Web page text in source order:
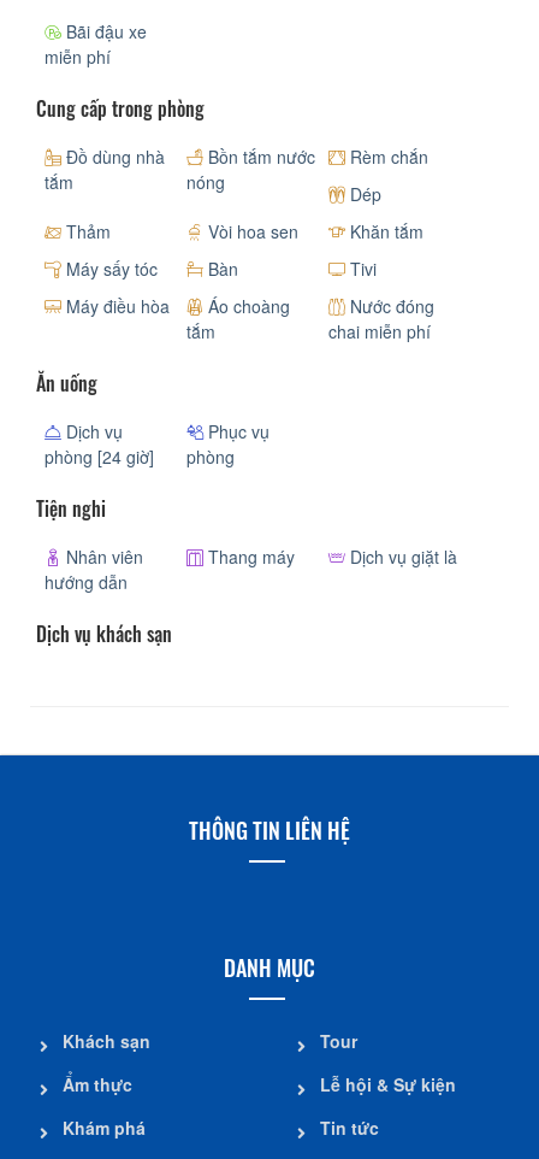
Bãi đậu xe
miễn phí
Cung cấp trong phòng
Đồ dùng nhà
tắm
Bồn tắm nước
nóng
Rèm chắn
Dép
Thảm
Vòi hoa sen
Khăn tắm
Máy sấy tóc
Bàn
Tivi
Máy điều hòa
Áo choàng
tắm
Nước đóng
chai miễn phí
Ăn uống
Dịch vụ
phòng [24 giờ]
Phục vụ
phòng
Tiện nghi
Nhân viên
hướng dẫn
Thang máy Dịch vụ giặt là
Dịch vụ khách sạn
THÔNG TIN LIÊN HỆ
DANH MỤC
Khách sạn
Ẩm thực
Khám phá
Tour
Lễ hội & Sự kiện
Tin tức